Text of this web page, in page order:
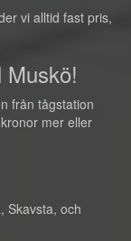
vi alltid fast pris,
Muskö!
från tågstation
mer eller
Skavsta, och